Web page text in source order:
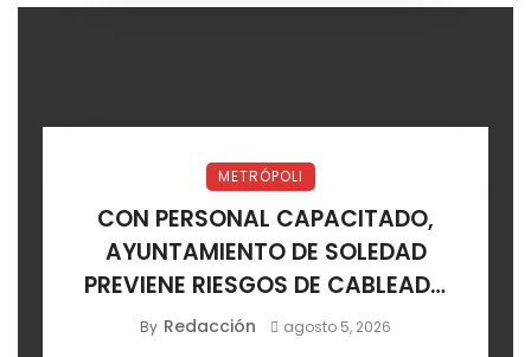
METRÓPOLI
CON PERSONAL CAPACITADO,
AYUNTAMIENTO DE SOLEDAD
PREVIENE RIESGOS DE CABLEADO
ELÉCTRICO
By Redacción agosto 5, 2026